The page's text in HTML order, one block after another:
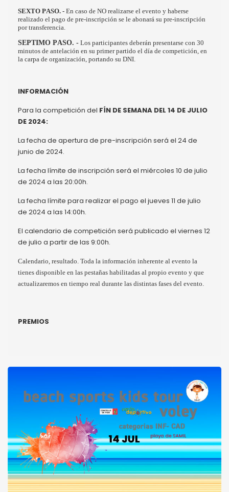
SEXTO PASO. - En caso de NO realizarse el evento y haberse
realizado el pago de pre-inscripción se le abonará su pre-inscripción
por transferencia.
SEPTIMO PASO. - Los participantes deberán presentarse con 30
minutos de antelación en su primer partido el día de competición, en
la carpa de organización, portando su DNI.
INFORMACIÓN
Para la competición del FÍN DE SEMANA DEL 14 DE JULIO
DE 2024:
La fecha de apertura de pre-inscripción será el 24 de
junio de 2024.
La fecha límite de inscripción será el miércoles 10 de julio
de 2024 a las 20:00h.
La fecha límite para realizar el pago el jueves 11 de julio
de 2024 a las 14:00h.
El calendario de competición será publicado el viernes 12
de julio a partir de las 9:00h.
Calendario, resultado. Toda la información inherente al evento la
tienes disponible en las pestañas habilitadas al propio evento y que
actualizaremos en tiempo real durante las distintas fases del evento.
PREMIOS